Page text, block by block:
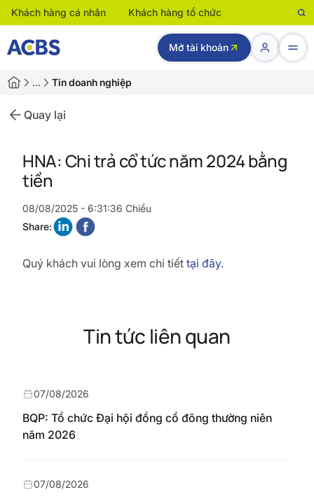
Khách hàng cá nhân Khách hàng tổ chức
Mở tài khoản
… Tin doanh nghiệp
Quay lại
HNA: Chi trả cổ tức năm 2024 bằng
tiền
08/08/2025 - 6:31:36 Chiều
Share:
Quý khách vui lòng xem chi tiết tại đây.
Tin tức liên quan
BQP: Tổ chức Đại hội đồng cổ đông thường niên
năm 2026
07/08/2026
07/08/2026